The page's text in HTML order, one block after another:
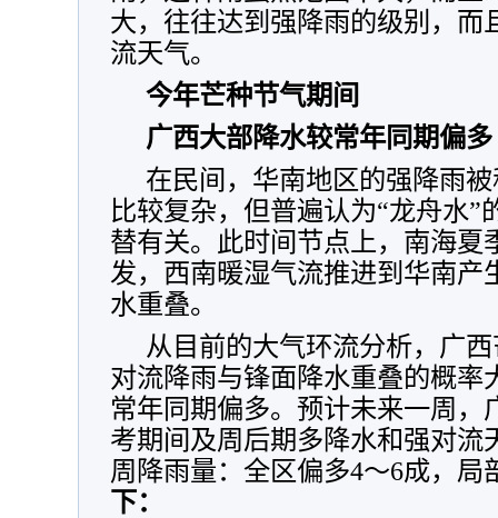
大，往往达到强降雨的级别，而
流天气。
今年芒种节气期间
广西大部降水较常年同期偏多
在民间，华南地区的强降雨
比较复杂，但普遍认为“龙舟水
替有关。此时间节点上，南海夏
发，西南暖湿气流推进到华南产
水重叠。
从目前的大气环流分析，广
对流降雨与锋面降水重叠的概率
常年同期偏多。预计未来一周，
考期间及周后期多降水和强对流
周降雨量：全区偏多4～6成，局
下：